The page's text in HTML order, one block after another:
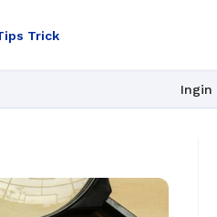
Trick
Ingin upgrade skill